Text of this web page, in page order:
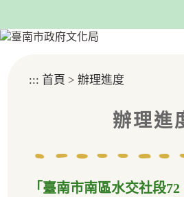
主
::: 首頁 > 辦理進度
辦理進
「臺南市南區水交社段